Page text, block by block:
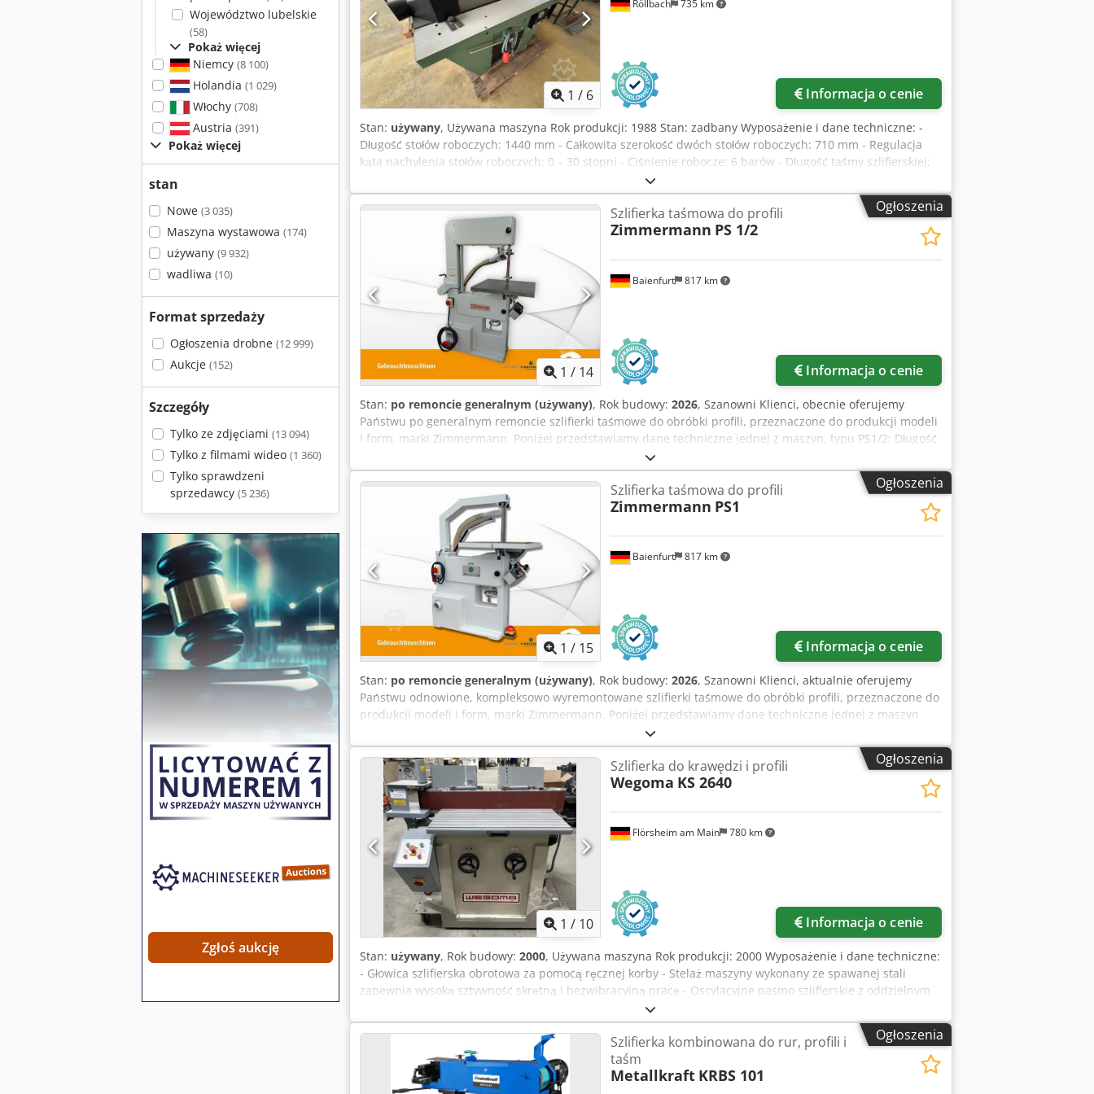
Województwo lubelskie
(58)
Pokaż więcej
Niemcy (8 100)
Holandia (1 029)
Włochy (708)
Austria (391)
Pokaż więcej
stan
Nowe (3 035)
Maszyna wystawowa (174)
używany (9 932)
wadliwa (10)
Format sprzedaży
Ogłoszenia drobne (12 999)
Aukcje (152)
Szczegóły
Tylko ze zdjęciami (13 094)
Tylko z filmami wideo (1 360)
Tylko sprawdzeni
sprzedawcy (5 236)
Zgłoś aukcję
1 / 6
Röllbach 735 km
Informacja o cenie
Stan: używany, Używana maszyna Rok produkcji: 1988 Stan: zadbany Wyposażenie i dane techniczne: -
Długość stołów roboczych: 1440 mm - Całkowita szerokość dwóch stołów roboczych: 710 mm - Regulacja
kąta nachylenia stołów roboczych: 0 – 30 stopni - Ciśnienie robocze: 6 barów - Długość taśmy szlifierskiej:
2170 mm - Szerokość taśmy szlifierskiej: 150 mm - Prędkość taśmy szlifierskiej: 10 – 20 m/s - Regulacja
pionowa zespołu oscylacyjnego: 125 mm - Zużycie powietrza: 25 l/min - Elektryka: 400 V / 2,9 kW Cjdpfx
Aszk Ny Eoqteha Waga: 490 kg Dostępność: w krótkim terminie Miejsce magazynowania: 63934 Röllbach
Ogłoszenia
1 / 14
Baienfurt 817 km
Szlifierka taśmowa do profili
Zimmermann PS 1/2
Informacja o cenie
Stan: po remoncie generalnym (używany), Rok budowy: 2026, Szanowni Klienci, obecnie oferujemy
Państwu po generalnym remoncie szlifierki taśmowe do obróbki profili, przeznaczone do produkcji modeli
i form, marki Zimmermann. Poniżej przedstawiamy dane techniczne jednej z maszyn, typu PS1/2: Długość
stołu: 650 mm Szerokość stołu: 600 mm Szerokość prowadnicy: 15 / 30 / 40 / 50 mm Długość taśmy: 2 700 /
3 200 mm Wysokość szlifowania: 350 mm Kąt obrotu stołu: 45 / 20° Napięcie: 400 V Moc: 1,4 / 1,85 kW
Prędkość obrotowa: 1 500 / 3 000 obr/min Prędkość taśmy: 12 / 25 m/s Średnica króćca odciągowego: 80
mm Wymiary: 1 200 x 2 450 x 2 100 mm Waga: 390 kg Chodpfx Aszlidajqtea Po remoncie maszyny
posiadają zmodernizowany układ elektryczny, w tym hamulec silnika, są pomalowane na jasnoszary kolor
RAL 7035, wyposażone w zregenerowane rolki napędowe i prowadzące oraz kompletne wyposażenie
dodatkowe. Z przyjemnością odpowiemy na Państwa pytania i przyjmą zapytania.
Ogłoszenia
1 / 15
Baienfurt 817 km
Szlifierka taśmowa do profili
Zimmermann PS1
Informacja o cenie
Stan: po remoncie generalnym (używany), Rok budowy: 2026, Szanowni Klienci, aktualnie oferujemy
Państwu odnowione, kompleksowo wyremontowane szlifierki taśmowe do obróbki profili, przeznaczone do
produkcji modeli i form, marki Zimmermann. Poniżej przedstawiamy dane techniczne jednej z maszyn
typu PS1: Długość stołu: 650 mm Szerokość stołu: 600 mm Szerokość prowadnic: 15 / 30 / 40 / 50 mm
Długość taśmy: 2700 mm Wysokość szlifowania: 350 mm Chsdpfx Aqszlicvetsa Kąt obrotu stołu: 45 / 20°
Napięcie: 400 V Moc: 1,4 / 1,85 kW Prędkość obrotowa: 1500 / 3000 obr./min Prędkość taśmy: 12 / 25 m/s
Średnica króćca odciągowego: 80 mm Wymiary: 1200 x 2450 x 1500 mm Waga: 320 kg Po remoncie
maszyny posiadają zmodernizowany układ elektryczny, w tym hamulec silnika, są lakierowane w kolorze
RAL 7035 (jasnoszary), wyposażone w odnowione rolki prowadzące i napędowe oraz kompletne
wyposażenie dodatkowe. Zapraszamy do kontaktu w celu uzyskania dodatkowych informacji i złożenia
zamówienia.
Ogłoszenia
1 / 10
Flörsheim am Main 780 km
Szlifierka do krawędzi i profili
Wegoma KS 2640
Informacja o cenie
Stan: używany, Rok budowy: 2000, Używana maszyna Rok produkcji: 2000 Wyposażenie i dane techniczne:
- Głowica szlifierska obrotowa za pomocą ręcznej korby - Stelaż maszyny wykonany ze spawanej stali
zapewnia wysoką sztywność skrętną i bezwibracyjną pracę - Oscylacyjne pasmo szlifierskie z oddzielnym
silnikiem napędowym dla lepszych rezultatów szlifowania - Oscylacja z możliwością włączania - Płyta
szlifierska z powłoką grafitową, zwiększająca trwałość pasma szlifierskiego - Stół szlifierski z regulacją
wysokości, umożliwiający wykorzystanie całej szerokości pasma szlifierskiego - Dodatkowy stół do
szlifowania powierzchni o zaokrąglonych krawędziach z wbudowanymi otworami do odsysania -
Sprężynowe napinanie pasma automatycznie kompensuje różnice w długości pasma - Dzięki regulowanym
Ogłoszenia
Szlifierka kombinowana do rur, profili i
taśm
Metallkraft KRBS 101